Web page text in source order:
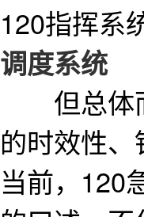
120指挥系
调度系统
但总体而
的时效性
当前，120